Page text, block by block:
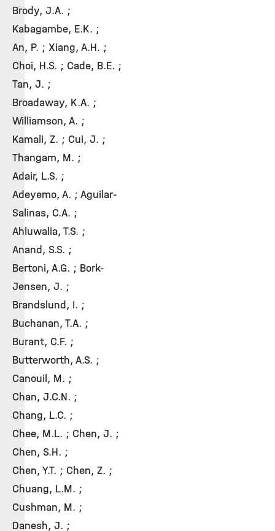
Brody, J.A. ;
Kabagambe, E.K. ;
An, P. ; Xiang, A.H. ;
Choi, H.S. ; Cade, B.E. ;
Tan, J. ;
Broadaway, K.A. ;
Williamson, A. ;
Kamali, Z. ; Cui, J. ;
Thangam, M. ;
Adair, L.S. ;
Adeyemo, A. ; Aguilar-
Salinas, C.A. ;
Ahluwalia, T.S. ;
Anand, S.S. ;
Bertoni, A.G. ; Bork-
Jensen, J. ;
Brandslund, I. ;
Buchanan, T.A. ;
Burant, C.F. ;
Butterworth, A.S. ;
Canouil, M. ;
Chan, J.C.N. ;
Chang, L.C. ;
Chee, M.L. ; Chen, J. ;
Chen, S.H. ;
Chen, Y.T. ; Chen, Z. ;
Chuang, L.M. ;
Cushman, M. ;
Danesh, J. ;